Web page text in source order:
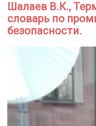
Шалаев В.К.,
словарь по
безопасности.